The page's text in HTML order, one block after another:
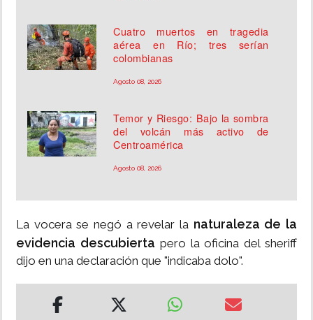
Cuatro muertos en tragedia
aérea en Río; tres serían
colombianas
Agosto 08, 2026
Temor y Riesgo: Bajo la sombra
del volcán más activo de
Centroamérica
Agosto 08, 2026
La vocera se negó a revelar la naturaleza de la
evidencia descubierta pero la oficina del sheriff
dijo en una declaración que "indicaba dolo".